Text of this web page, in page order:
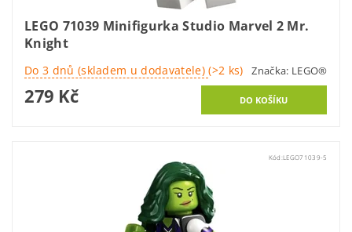
LEGO 71039 Minifigurka Studio Marvel 2 Mr.
Knight
Do 3 dnů (skladem u dodavatele)(>2 ks) Značka: LEGO®
279 Kč
Kód: LEGO71039-5